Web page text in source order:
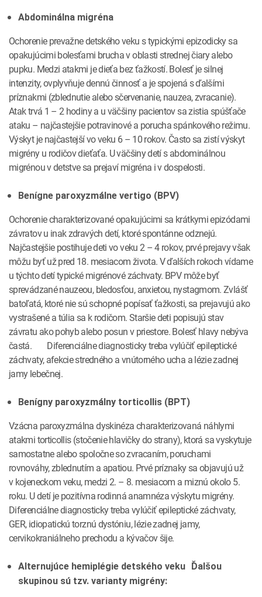
Abdominálna migréna
Ochorenie prevažne detského veku s typickými epizodicky sa
opakujúcimi bolesťami brucha v oblasti strednej čiary alebo
pupku. Medzi atakmi je dieťa bez ťažkostí. Bolesť je silnej
intenzity, ovplyvňuje dennú činnosť a je spojená s ďalšími
príznakmi (zblednutie alebo sčervenanie, nauzea, zvracanie).
Atak trvá 1 – 2 hodiny a u väčšiny pacientov sa zistia spúšťače
ataku – najčastejšie potravinové a porucha spánkového režimu.
Výskyt je najčastejší vo veku 6 – 10 rokov. Často sa zistí výskyt
migrény u rodičov dieťaťa. U väčšiny detí s abdominálnou
migrénou v detstve sa prejaví migréna i v dospelosti.
Benígne paroxyzmálne vertigo (BPV)
Ochorenie charakterizované opakujúcimi sa krátkymi epizódami
závratov u inak zdravých detí, ktoré spontánne odznejú.
Najčastejšie postihuje deti vo veku 2 – 4 rokov, prvé prejavy však
môžu byť už pred 18. mesiacom života. V ďalších rokoch vídame
u týchto detí typické migrénové záchvaty. BPV môže byť
sprevádzané nauzeou, bledosťou, anxietou, nystagmom. Zvlášť
batoľatá, ktoré nie sú schopné popísať ťažkosti, sa prejavujú ako
vystrašené a túlia sa k rodičom. Staršie deti popisujú stav
závratu ako pohyb alebo posun v priestore. Bolesť hlavy nebýva
častá. Diferenciálne diagnosticky treba vylúčiť epileptické
záchvaty, afekcie stredného a vnútorného ucha a lézie zadnej
jamy lebečnej.
Benígny paroxyzmálny torticollis (BPT)
Vzácna paroxyzmálna dyskinéza charakterizovaná náhlymi
atakmi torticollis (stočenie hlavičky do strany), ktorá sa vyskytuje
samostatne alebo spoločne so zvracaním, poruchami
rovnováhy, zblednutím a apatiou. Prvé príznaky sa objavujú už
v kojeneckom veku, medzi 2. – 8. mesiacom a miznú okolo 5.
roku. U detí je pozitívna rodinná anamnéza výskytu migrény.
Diferenciálne diagnosticky treba vylúčiť epileptické záchvaty,
GER, idiopatickú torznú dystóniu, lézie zadnej jamy,
cervikokraniálneho prechodu a kývačov šije.
Alternujúce hemiplégie detského veku Ďalšou
skupinou sú tzv. varianty migrény: